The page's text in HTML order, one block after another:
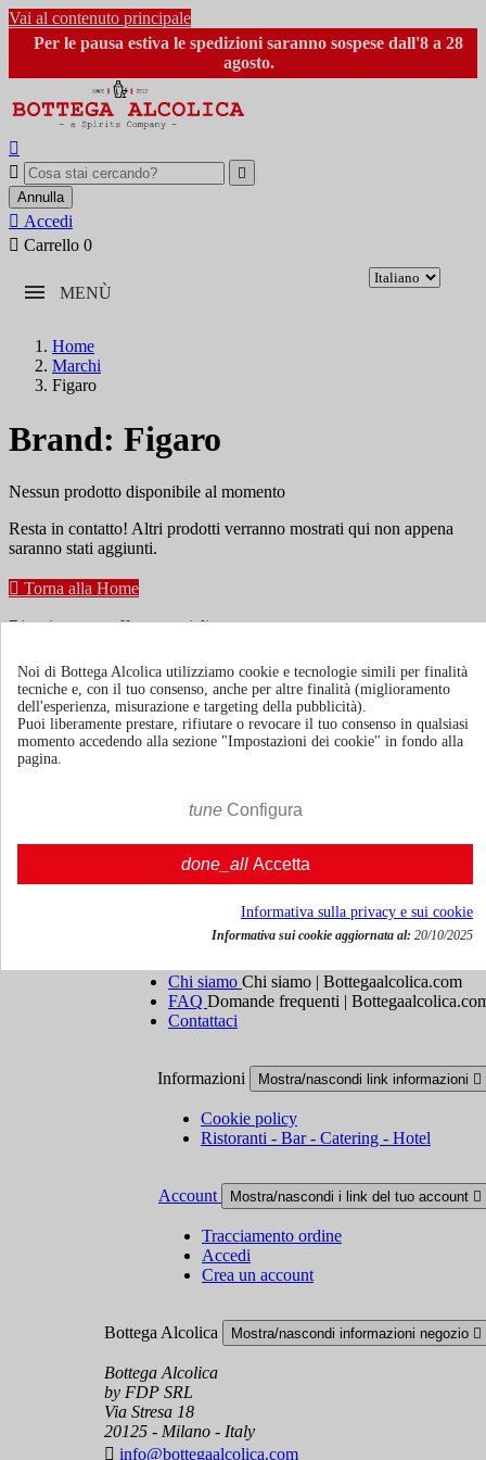
Vai al contenuto principale
Per le pausa estiva le spedizioni saranno sospese dall'8 a 28
agosto.



Annulla
 Accedi
 Carrello 0
MENÙ
Home
Marchi
Figaro
Brand: Figaro
Nessun prodotto disponibile al momento
Resta in contatto! Altri prodotti verranno mostrati qui non appena
saranno stati aggiunti.
 Torna alla Home
Ricevi news e offerte speciali
Puoi annullare l'iscrizione in ogni momenti. A questo scopo, cerca le
info di contatto nelle note legali.
Termini e condizioni
Mostra/nascondi link chi siamo
Chi siamo Chi siamo | Bottegaalcolica.com
FAQ Domande frequenti |
Contattaci
Informazioni Mostra/nascondi link informazioni 
Cookie policy
Ristoranti - Bar - Catering - Hotel
Account Mostra/nascondi i link del tuo account 
Tracciamento ordine
Accedi
Crea un account
Bottega Alcolica Mostra/nascondi informazioni negozio 
Bottega Alcolica
by FDP SRL
Via Stresa 18
20125 - Milano - Italy
 info@bottegaalcolica.com
Noi di Bottega Alcolica utilizziamo cookie e tecnologie simili per finalità
tecniche e, con il tuo consenso, anche per altre finalità (miglioramento
dell'esperienza, misurazione e targeting della pubblicità).
Puoi liberamente prestare, rifiutare o revocare il tuo consenso in qualsiasi
momento accedendo alla sezione "Impostazioni dei cookie" in fondo alla
pagina.
tune Configura
done_all Accetta
Informativa sulla privacy e sui cookie
Informativa sui cookie aggiornata al: 20/10/2025